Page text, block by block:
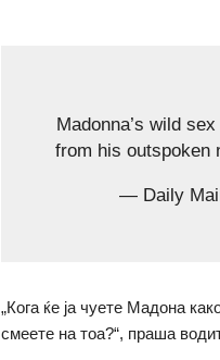
Madonna’s wild
from his outspoken
— Daily
„Кога ќе ја чуете Мадона
смеете на тоа?“, праша